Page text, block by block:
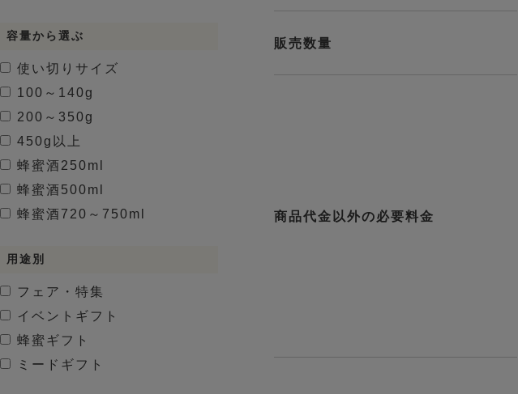
販売数量
商品代金以外の必要料金
容量から選ぶ
使い切りサイズ
100～140g
200～350g
450g以上
蜂蜜酒250ml
蜂蜜酒500ml
蜂蜜酒720～750ml
用途別
フェア・特集
イベントギフト
蜂蜜ギフト
ミードギフト